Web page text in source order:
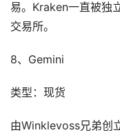
易。Kraken一直被独
交易所。
8、Gemini
类型：现货
由Winklevoss兄弟创